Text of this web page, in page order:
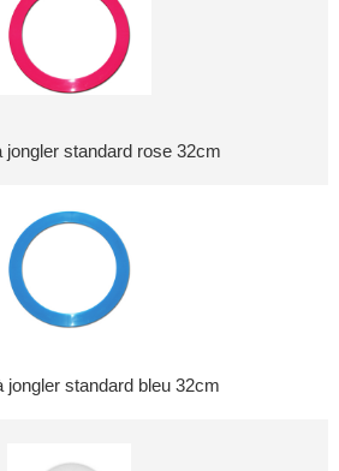
jongler standard rose 32cm
jongler standard bleu 32cm